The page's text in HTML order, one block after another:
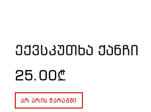
ექვსკუთხა ქანჩი
25.00₾
ᲐᲠ ᲐᲠᲘᲡ ᲛᲐᲠᲐᲒᲨᲘ